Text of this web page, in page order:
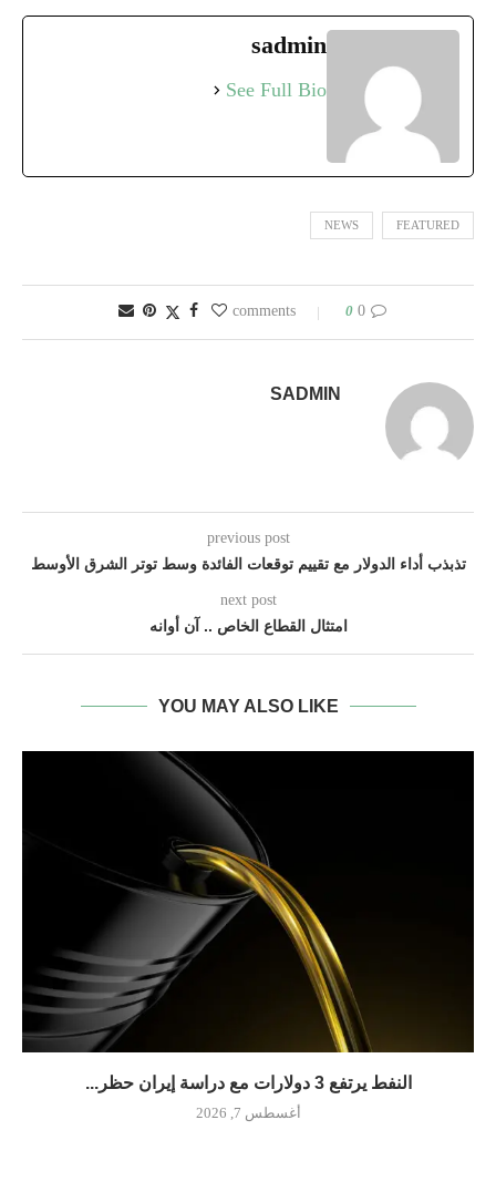
sadmin
See Full Bio
FEATURED
NEWS
0 comments
0
SADMIN
previous post
تذبذب أداء الدولار مع تقييم توقعات الفائدة وسط توتر الشرق الأوسط
next post
امتثال القطاع الخاص .. آن أوانه
YOU MAY ALSO LIKE
النفط يرتفع 3 دولارات مع دراسة إيران حظر...
أغسطس 7, 2026